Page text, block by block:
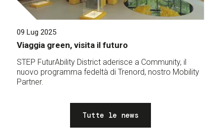
09 Lug 2025
Viaggia green, visita il futuro
STEP FuturAbility District aderisce a Community, il
nuovo programma fedeltà di Trenord, nostro Mobility
Partner.
Tutte le news